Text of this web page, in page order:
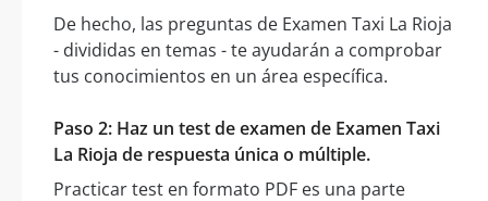
De hecho, las preguntas de Examen Taxi La Rioja
- divididas en temas - te ayudarán a comprobar
tus conocimientos en un área específica.
Paso 2: Haz un test de examen de Examen Taxi
La Rioja de respuesta única o múltiple.
Practicar test en formato PDF es una parte